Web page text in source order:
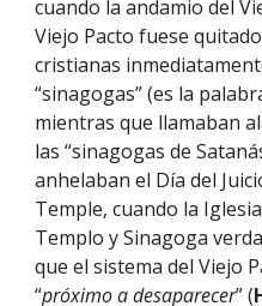
cuando la andamio del
Viejo Pacto fuese
cristianas
“sinagogas” (es la
mientras que llamaban
las “sinagogas de
anhelaban el Día del
Temple, cuando la
Templo y Sinagoga
que el sistema del Viejo
“próximo a desaparecer” (